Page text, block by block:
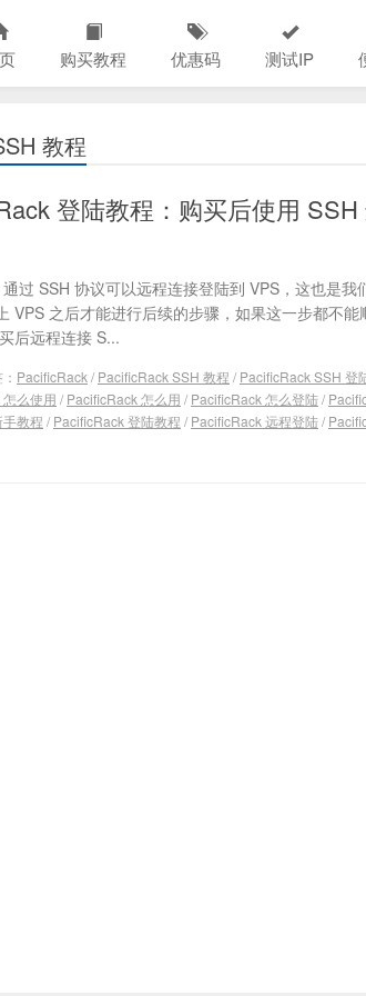
购买教程 优惠码 测试IP
教程
登陆教程：购买后使用
过 SSH 协议可以远程连接登陆到 VPS，这也是我
VPS 之后才能进行后续的步骤，如果这一步都不
后远程连接 S...
PacificRack / PacificRack SSH 教程 / PacificRack SSH 登
么使用 / PacificRack 怎么用 / PacificRack 怎么登陆/
教程 / PacificRack 登陆教程 / PacificRack 远程登陆/